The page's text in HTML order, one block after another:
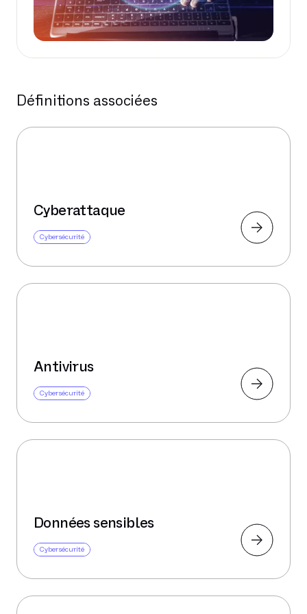
Définitions associées
Cyberattaque
Cybersécurité
Antivirus
Cybersécurité
Données sensibles
Cybersécurité